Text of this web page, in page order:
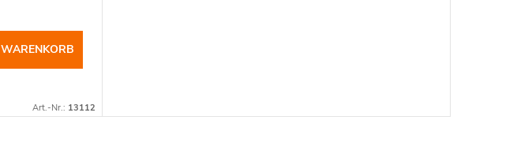
WARENKORB
Art.-Nr.: 13112